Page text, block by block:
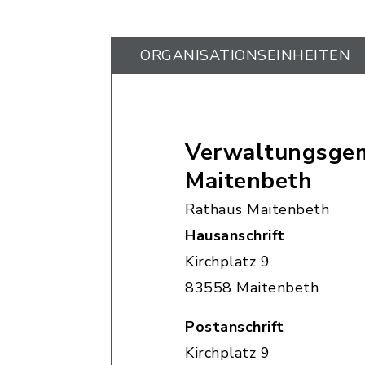
ORGANISATIONS­EINHEITEN
Maitenbeth
Rathaus Maitenbeth
Hausanschrift
Kirchplatz 9
83558 Maitenbeth
Postanschrift
Kirchplatz 9